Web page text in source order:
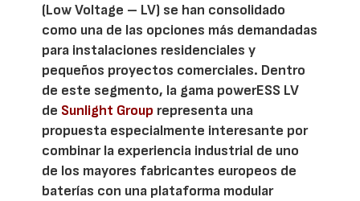
(Low Voltage – LV) se han consolidado
como una de las opciones más demandadas
para instalaciones residenciales y
pequeños proyectos comerciales. Dentro
de este segmento, la gama powerESS LV
de Sunlight Group representa una
propuesta especialmente interesante por
combinar la experiencia industrial de uno
de los mayores fabricantes europeos de
baterías con una plataforma modular